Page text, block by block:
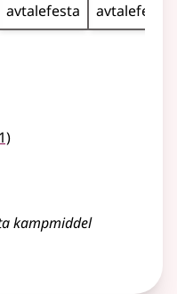
avtalefesta avtalefesta
kampmiddel